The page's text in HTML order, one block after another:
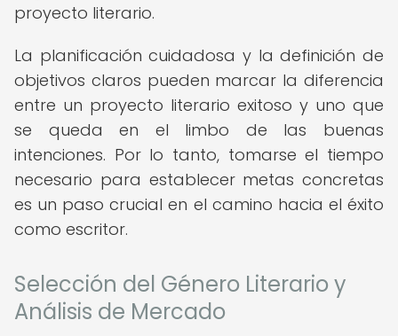
proyecto literario.
La planificación cuidadosa y la definición de
objetivos claros pueden marcar la diferencia
entre un proyecto literario exitoso y uno que
se queda en el limbo de las buenas
intenciones. Por lo tanto, tomarse el tiempo
necesario para establecer metas concretas
es un paso crucial en el camino hacia el éxito
como escritor.
Selección del Género Literario y
Análisis de Mercado